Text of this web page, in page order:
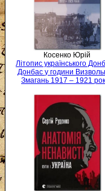
Косенко Юрій
Літопис українського
Донбас у години
Змагань 1917 – 1921